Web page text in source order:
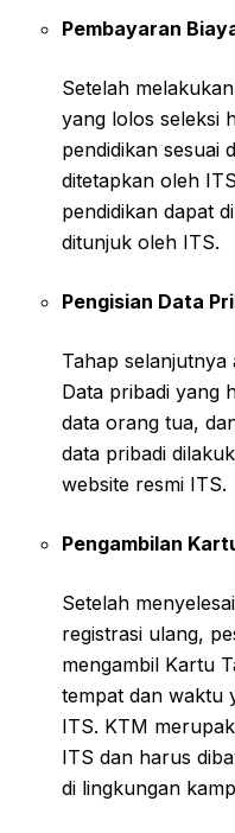
Pembayaran
Setelah
yang lolos seleksi
pendidikan sesuai
ditetapkan oleh
pendidikan dapat
ditunjuk oleh ITS.
Pengisian Data
Tahap selanjutnya
Data pribadi yang
data orang tua,
data pribadi
website resmi ITS.
Pengambilan
Setelah
registrasi ulang,
mengambil Kartu
tempat dan waktu
ITS. KTM
ITS dan harus
di lingkungan